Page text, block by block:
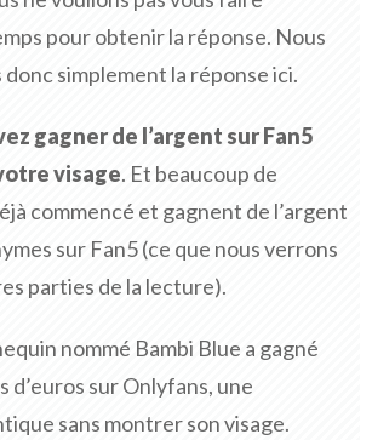
pour obtenir la réponse. Nous
simplement la réponse ici.
gagner de l’argent sur Fan5
visage. Et beaucoup de
commencé et gagnent de l’argent
sur Fan5 (ce que nous verrons
parties de la lecture).
nommé Bambi Blue a gagné
d’euros sur Onlyfans, une
sans montrer son visage.